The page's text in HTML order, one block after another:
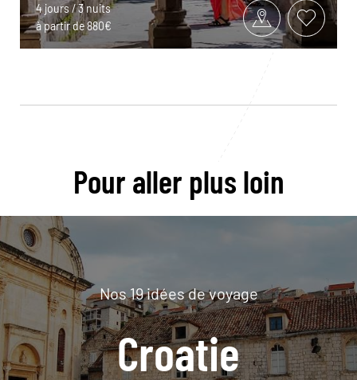
4 jours / 3 nuits
à partir de 880€
Pour aller plus loin
Nos 19 idées de voyage
Croatie